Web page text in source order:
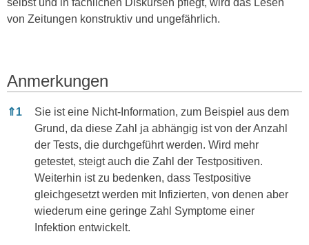
selbst und in fachlichen Diskursen pflegt, wird das Lesen
von Zeitungen konstruktiv und ungefährlich.
Anmerkungen
Anmerkungen
⇑1
Sie ist eine Nicht-Information, zum Beispiel aus dem
Grund, da diese Zahl ja abhängig ist von der Anzahl
der Tests, die durchgeführt werden. Wird mehr
getestet, steigt auch die Zahl der Testpositiven.
Weiterhin ist zu bedenken, dass Testpositive
gleichgesetzt werden mit Infizierten, von denen aber
wiederum eine geringe Zahl Symptome einer
Infektion entwickelt.